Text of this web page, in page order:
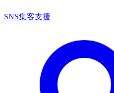
SNS集客支援